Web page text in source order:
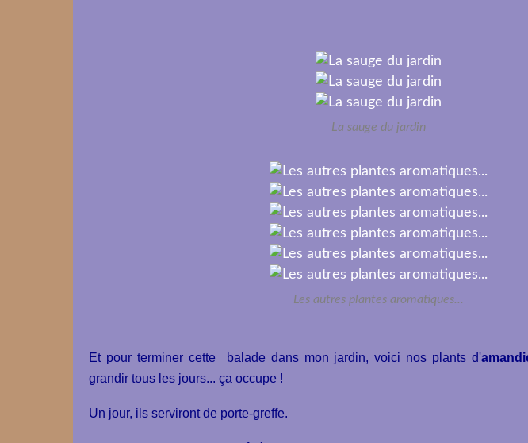
La sauge du jardin
Les autres plantes aromatiques...
Et pour terminer cette balade dans mon jardin, voici nos plants d'
grandir tous les jours... ça occupe !
Un jour, ils serviront de porte-greffe.